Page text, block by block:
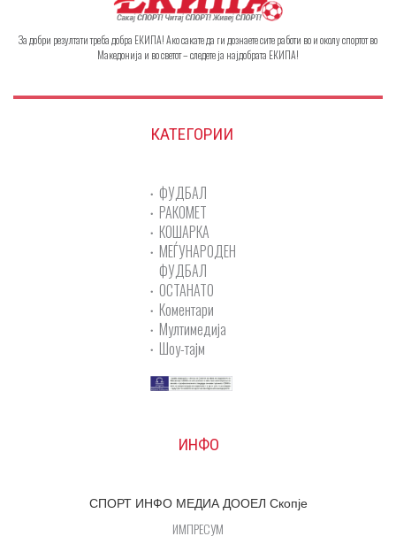
За добри резултати треба добра ЕКИПА! Ако сакате да ги дознаете сите работи во и околу спортот во
Македонија и во светот – следете ја најдобрата ЕКИПА!
КАТЕГОРИИ
ФУДБАЛ
РАКОМЕТ
КОШАРКА
МЕЃУНАРОДЕН
ФУДБАЛ
ОСТАНАТО
Коментари
Мултимедија
Шоу-тајм
ИНФО
СПОРТ ИНФО МЕДИА ДООЕЛ Скопје
ИМПРЕСУМ